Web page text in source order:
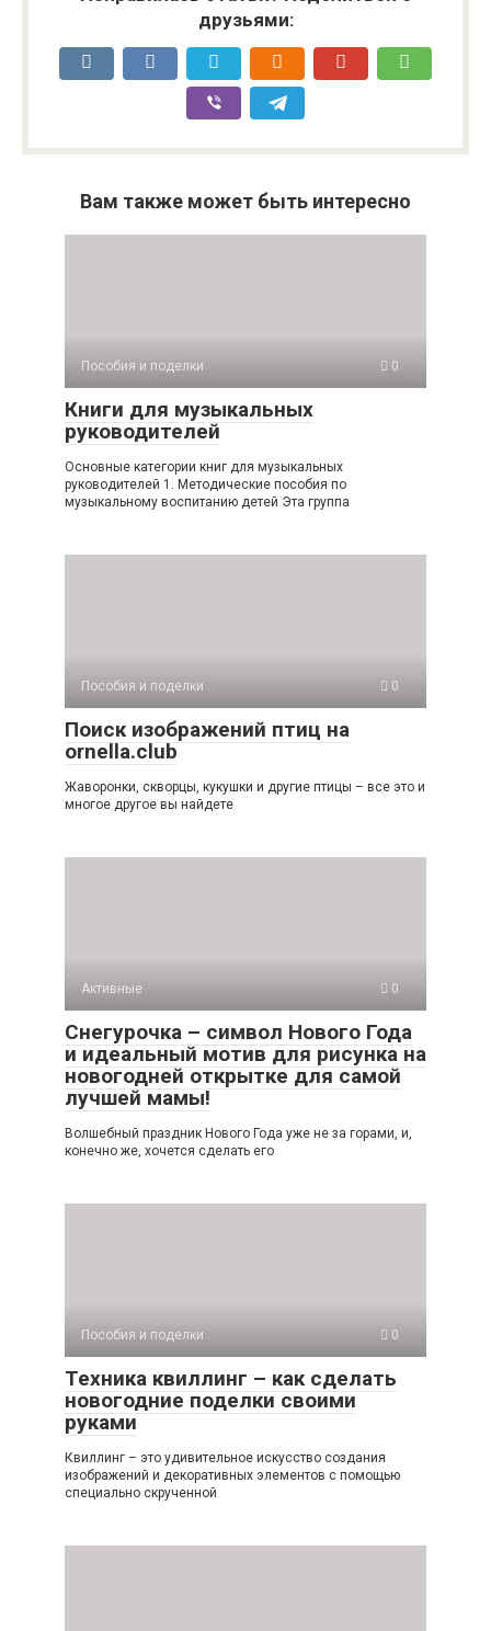
друзьями:
Вам также может быть интересно
Пособия и поделки 0
Книги для музыкальных
руководителей
Основные категории книг для музыкальных
руководителей 1. Методические пособия по
музыкальному воспитанию детей Эта группа
Пособия и поделки 0
Поиск изображений птиц на
ornella.club
Жаворонки, скворцы, кукушки и другие птицы – все это и
многое другое вы найдете
Активные 0
Снегурочка – символ Нового Года
и идеальный мотив для рисунка на
новогодней открытке для самой
лучшей мамы!
Волшебный праздник Нового Года уже не за горами, и,
конечно же, хочется сделать его
Пособия и поделки 0
Техника квиллинг – как сделать
новогодние поделки своими
руками
Квиллинг – это удивительное искусство создания
изображений и декоративных элементов с помощью
специально скрученной